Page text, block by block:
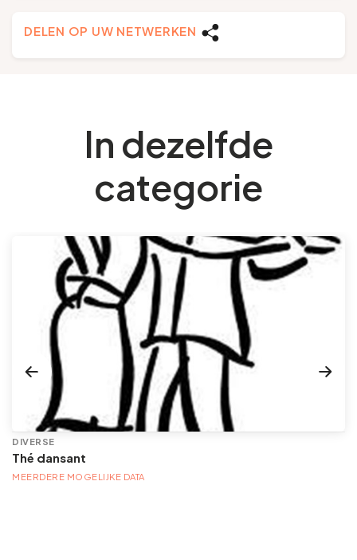
DELEN OP UW NETWERKEN
In dezelfde
categorie
DIVERSE
Thé dansant
MEERDERE MOGELIJKE DATA